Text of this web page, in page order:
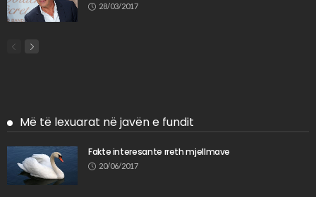
28/03/2017
Më të lexuarat në javën e fundit
Fakte interesante rreth mjellmave
20/06/2017